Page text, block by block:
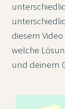
diesem
welche
und deinem